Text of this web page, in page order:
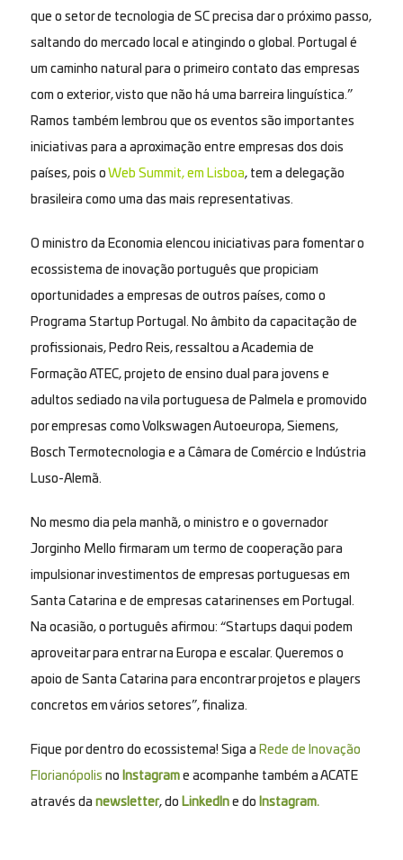
que o setor de tecnologia de SC precisa dar o próximo passo,
saltando do mercado local e atingindo o global. Portugal é
um caminho natural para o primeiro contato das empresas
com o exterior, visto que não há uma barreira linguística.”
Ramos também lembrou que os eventos são importantes
iniciativas para a aproximação entre empresas dos dois
países, pois o Web Summit, em Lisboa, tem a delegação
brasileira como uma das mais representativas.
O ministro da Economia elencou iniciativas para fomentar o
ecossistema de inovação português que propiciam
oportunidades a empresas de outros países, como o
Programa Startup Portugal. No âmbito da capacitação de
profissionais, Pedro Reis, ressaltou a Academia de
Formação ATEC, projeto de ensino dual para jovens e
adultos sediado na vila portuguesa de Palmela e promovido
por empresas como Volkswagen Autoeuropa, Siemens,
Bosch Termotecnologia e a Câmara de Comércio e Indústria
Luso-Alemã.
No mesmo dia pela manhã, o ministro e o governador
Jorginho Mello firmaram um termo de cooperação para
impulsionar investimentos de empresas portuguesas em
Santa Catarina e de empresas catarinenses em Portugal.
Na ocasião, o português afirmou: “Startups daqui podem
aproveitar para entrar na Europa e escalar. Queremos o
apoio de Santa Catarina para encontrar projetos e players
concretos em vários setores”, finaliza.
Fique por dentro do ecossistema! Siga a Rede de Inovação
Florianópolis no Instagrame acompanhe também a ACATE
através da newsletter, do LinkedIne do Instagram.